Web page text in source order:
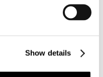
Show details
18.000 se si considera